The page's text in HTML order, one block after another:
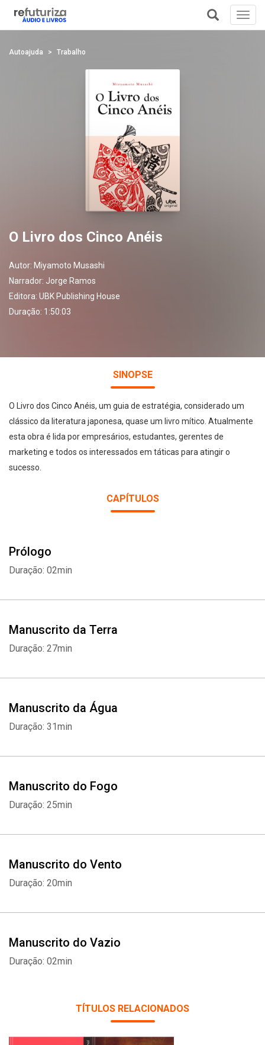
Autoajuda Trabalho
O Livro dos Cinco Anéis
Autor: Miyamoto Musashi
Narrador: Jorge Ramos
Editora: UBK Publishing House
Duração: 1:50:03
SINOPSE
O Livro dos Cinco Anéis, um guia de estratégia, considerado um
clássico da literatura japonesa, quase um livro mítico. Atualmente
esta obra é lida por empresários, estudantes, gerentes de
marketing e todos os interessados em táticas para atingir o
sucesso.
CAPÍTULOS
Prólogo
Duração: 02min
Manuscrito da Terra
Duração: 27min
Manuscrito da Água
Duração: 31min
Manuscrito do Fogo
Duração: 25min
Manuscrito do Vento
Duração: 20min
Manuscrito do Vazio
Duração: 02min
TÍTULOS RELACIONADOS